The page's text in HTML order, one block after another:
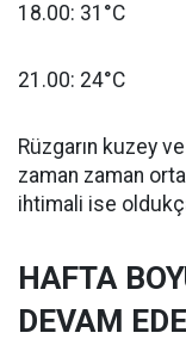
18.00: 31°C
21.00: 24°C
Rüzgarın kuzey
zaman zaman
ihtimali ise
HAFTA
DEVAM